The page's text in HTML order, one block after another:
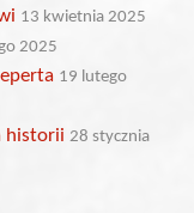
13 kwietnia 2025
2025
19 lutego
historii 28 stycznia